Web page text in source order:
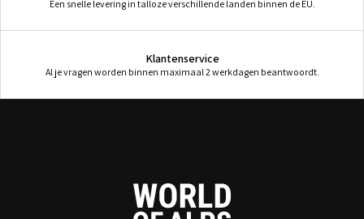
Een snelle levering in talloze verschillende landen binnen de EU.
Klantenservice
Al je vragen worden binnen maximaal 2 werkdagen beantwoordt.